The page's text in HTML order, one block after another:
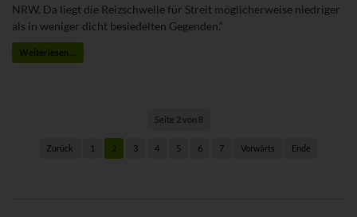
NRW. Da liegt die Reizschwelle für Streit möglicherweise niedriger
als in weniger dicht besiedelten Gegenden.“
Weiterlesen …
Seite 2 von 8
Zurück 1 2 3 4 5 6 7 Vorwärts Ende